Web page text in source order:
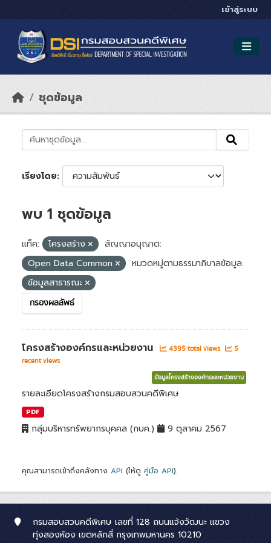
เข้าสู่ระบบ
ชุดข้อมูล
เรียงโดย
พบ 1 ชุดข้อมูล
แท็ค: โครงสร้าง
สัญญาอนุญาต:
Open Data Common
หมวดหมู่ตามธรรมาภิบาลข้อมูล:
ข้อมูลสาธารณะ
กรองผลลัพธ์
โครงสร้างองค์กรและหน่วยงาน 4395 total views
5
recent views
ข้อมูลโครงสร้างองค์กรและหน่วยงาน
รายละเอียดโครงสร้างกรมสอบสวนคดีพิเศษ
PDF
กลุ่มบริหารทรัพยากรบุคคล (กบค.) 9 ตุลาคม 2567
คุณสามารถเข้าถึงคลังทาง API (ให้ดู คู่มือ API).
กรมสอบสวนคดีพิเศษ เลขที่ 128 ถนนแจ้งวัฒนะ แขวง
ทุ่งสองห้อง เขตหลักสี่ กรุงเทพมหานคร 10210